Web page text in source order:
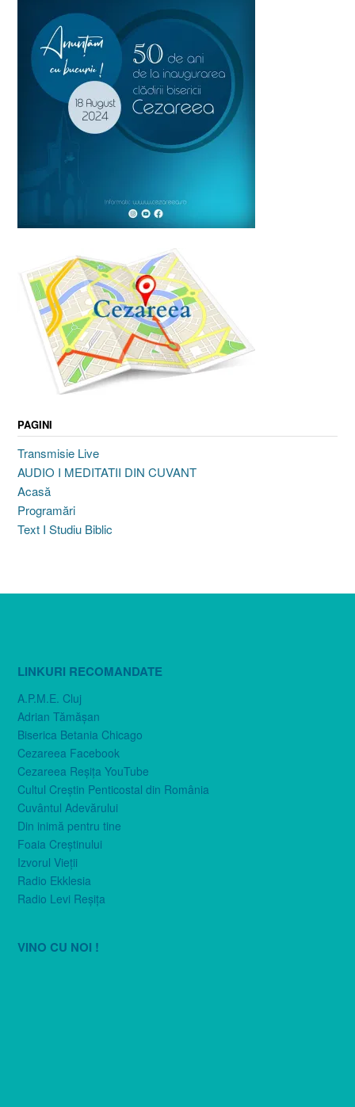
PAGINI
Transmisie Live
AUDIO I MEDITATII DIN CUVANT
Acasă
Programări
Text I Studiu Biblic
LINKURI RECOMANDATE
A.P.M.E. Cluj
Adrian Tămăşan
Biserica Betania Chicago
Cezareea Facebook
Cezareea Reşiţa YouTube
Cultul Creştin Penticostal din România
Cuvântul Adevărului
Din inimă pentru tine
Foaia Creştinului
Izvorul Vieţii
Radio Ekklesia
Radio Levi Reşiţa
VINO CU NOI !